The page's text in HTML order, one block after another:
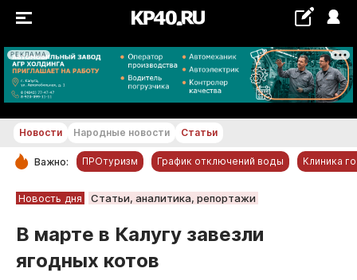
РЕКЛАМА
+28...+29 °С
РУБРИКИ
Новости компаний
Статьи
Новости Народные новости Статьи
Важно: ПРОтуризм График отключений воды Клиника
Новость дня Статьи, аналитика, репортажи
В марте в Калугу завезли
ягодных котов